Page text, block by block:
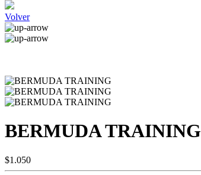
Volver
BERMUDA TRAINING
$1.050